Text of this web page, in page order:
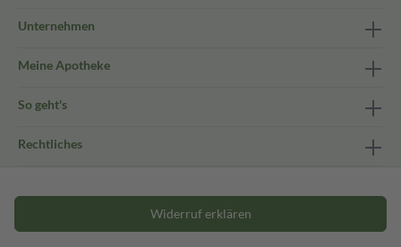
Unternehmen
Meine Apotheke
So geht's
Rechtliches
Widerruf erklären